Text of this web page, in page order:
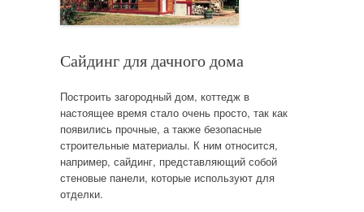
Сайдинг для дачного дома
Построить загородный дом, коттедж в
настоящее время стало очень просто, так как
появились прочные, а также безопасные
строительные материалы. К ним относится,
например, сайдинг, представляющий собой
стеновые панели, которые используют для
отделки.